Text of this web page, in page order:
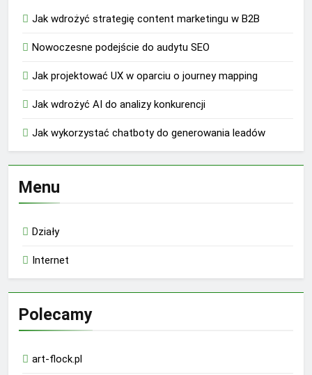
Jak wdrożyć strategię content marketingu w B2B
Nowoczesne podejście do audytu SEO
Jak projektować UX w oparciu o journey mapping
Jak wdrożyć AI do analizy konkurencji
Jak wykorzystać chatboty do generowania leadów
Menu
Działy
Internet
Polecamy
art-flock.pl